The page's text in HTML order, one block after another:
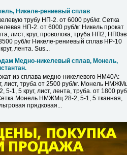
Никеле-рениевый сплав
трубу НП-2. от 6000 руб/кг. Сетка
НП-2. от 6000 руб/кг Никель прокат
лист, круг, проволока, труба НП2;
руб/кг Никеле-рениевый сплав НР-10
лента. Sus...
Медно-никелевый сплав, Монель,
из сплава медно-никелевого НМ40А:
лист, труба от 2500 руб/кг. Монель
5-1, 5 круг, лист, лента, труба. от 1800
Монель НМЖМц 28-2, 5-1, 5 тканная,
прядковая...